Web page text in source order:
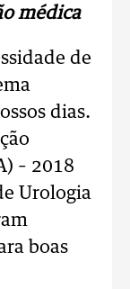
médica
de
dias.
– 2018
Urologia
boas